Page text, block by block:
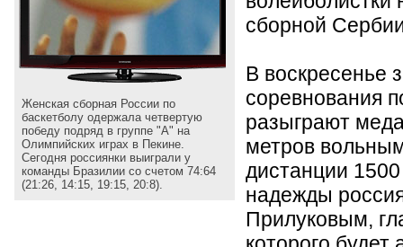
Женская сборная России по
баскетболу одержала четвертую
победу подряд в группе "А" на
Олимпийских играх в Пекине.
Сегодня россиянки выиграли у
команды Бразилии со счетом 74:64
(21:26, 14:15, 19:15, 20:8).
сборной
В воскресенье
соревнования
разыграют
метров
дистанции
надежды
Прилуковым,